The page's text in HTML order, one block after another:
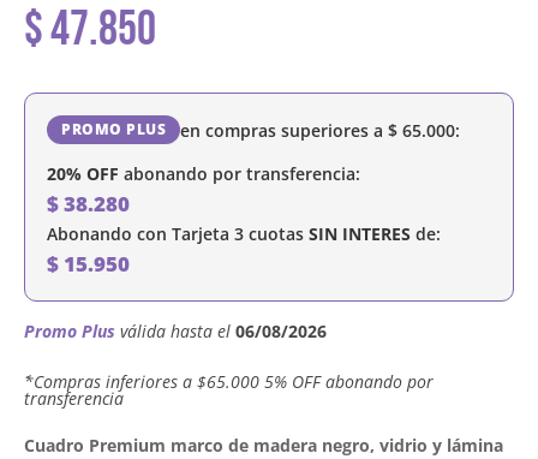
$47.850
PROMO PLUS en compras superiores a $ 65.000:
20% OFF abonando por transferencia:
$38.280
Abonando con Tarjeta 3 cuotas SIN INTERES de:
$ 15.950
Promo Plus válida hasta el 06/08/2026
´*Compras inferiores a $65.000 5% OFF abonando por
transferencia
Cuadro Premium marco de madera negro, vidrio y lámina